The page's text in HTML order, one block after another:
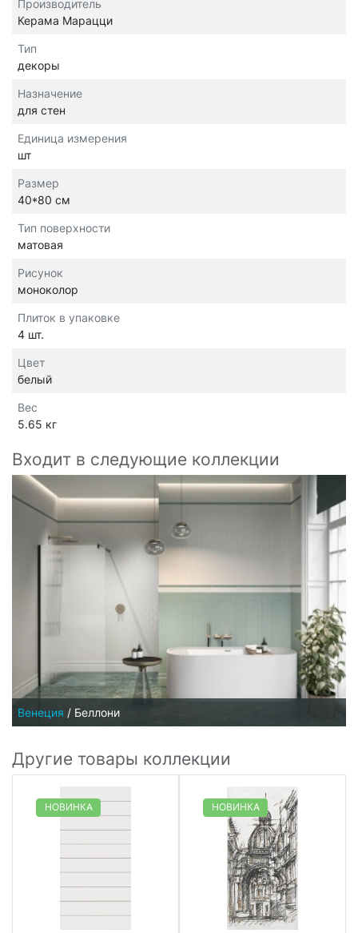
Производитель
Керама Марацци
Тип
декоры
Назначение
для стен
Единица измерения
шт
Размер
40*80 см
Тип поверхности
матовая
Рисунок
моноколор
Плиток в упаковке
4 шт.
Цвет
белый
Вес
5.65 кг
Входит в следующие коллекции
Венеция / Беллони
Другие товары коллекции
НОВИНКА НОВИНКА